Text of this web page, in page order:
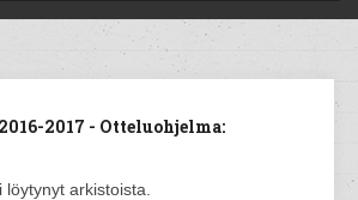
2017 - Otteluohjelma:
arkistoista.